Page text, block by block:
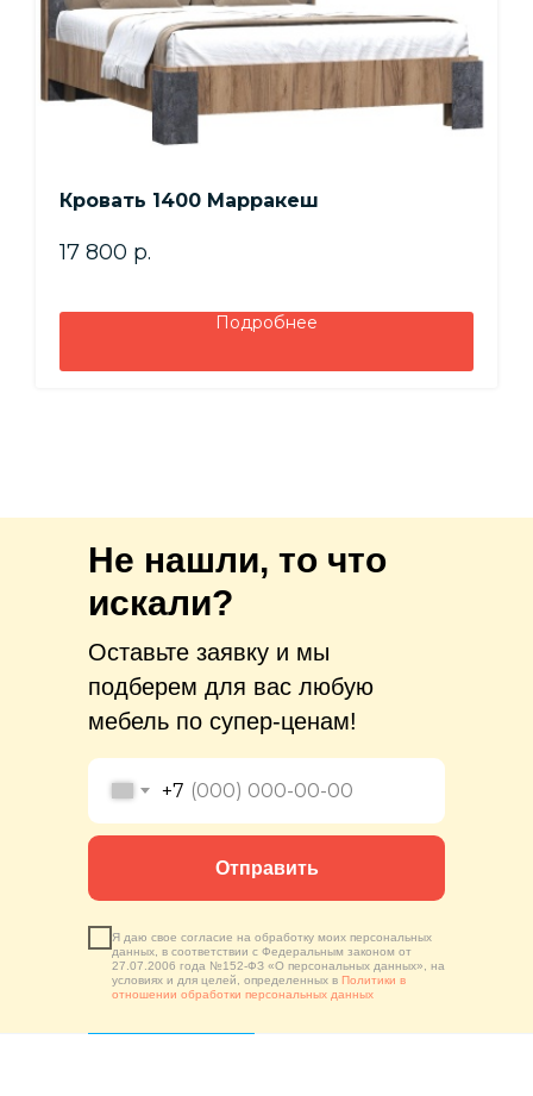
Кровать 1400 Марракеш
17 800 р.
Подробнее
Не нашли, то что
искали?
Оставьте заявку и мы
подберем для вас любую
мебель по супер-ценам!
+7
Я даю свое согласие на обработку моих персональных
данных, в соответствии с Федеральным законом от
27.07.2006 года №152-ФЗ «О персональных данных», на
условиях и для целей, определенных в Политики в
отношении обработки персональных данных
Отправить